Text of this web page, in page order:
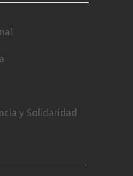
y Solidaridad